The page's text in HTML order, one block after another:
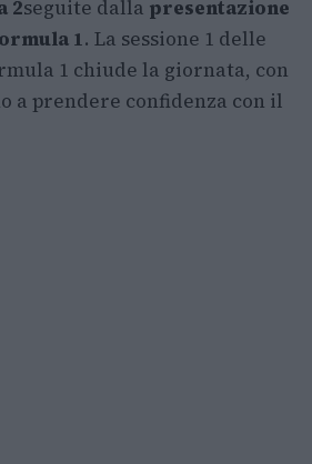
2seguite dalla presentazione
1. La sessione 1 delle
1 chiude la giornata, con
a prendere confidenza con il